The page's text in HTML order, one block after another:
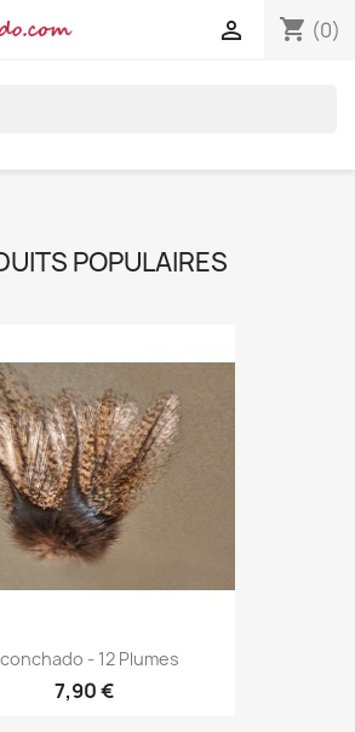
shopping_cart (0)

POPULAIRES
- 12 Plumes
7,90 €